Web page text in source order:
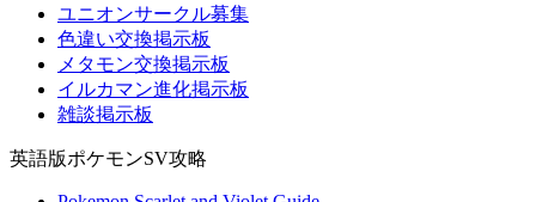
ユニオンサークル募集
色違い交換掲示板
メタモン交換掲示板
イルカマン進化掲示板
雑談掲示板
英語版ポケモンSV攻略